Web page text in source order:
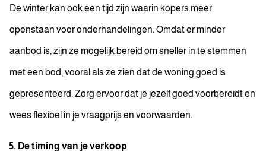
De winter kan ook een tijd zijn waarin kopers meer
openstaan voor onderhandelingen. Omdat er minder
aanbod is, zijn ze mogelijk bereid om sneller in te stemmen
met een bod, vooral als ze zien dat de woning goed is
gepresenteerd. Zorg ervoor dat je jezelf goed voorbereidt en
wees flexibel in je vraagprijs en voorwaarden.
5. De timing van je verkoop